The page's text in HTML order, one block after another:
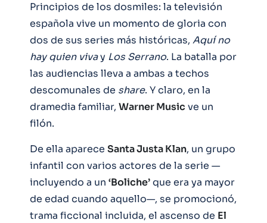
Principios de los dosmiles: la televisión
española vive un momento de gloria con
dos de sus series más históricas, Aquí no
hay quien vivay Los Serrano. La batalla por
las audiencias lleva a ambas a techos
descomunales de share. Y claro, en la
dramedia familiar, Warner Music ve un
filón.
De ella aparece Santa Justa Klan, un grupo
infantil con varios actores de la serie —
incluyendo a un ‘Boliche’que era ya mayor
de edad cuando aquello—, se promocionó,
trama ficcional incluida, el ascenso de El